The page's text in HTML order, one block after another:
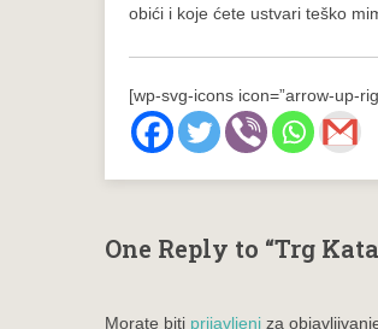
obići i koje ćete ustvari teško
[wp-svg-icons icon=”arrow-up-
One Reply to “Trg
Morate biti prijavljeni za